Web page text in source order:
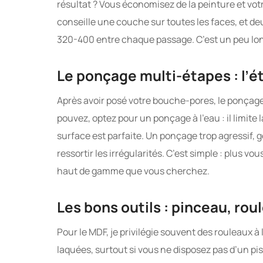
résultat ? Vous économisez de la peinture et
conseille une couche sur toutes les faces, et
320-400 entre chaque passage. C’est un peu
Le ponçage multi-étapes :
Après avoir posé votre bouche-pores, le
pouvez, optez pour un ponçage à l’eau : il
surface est parfaite. Un ponçage trop agressif,
ressortir les irrégularités. C’est simple : plus
haut de gamme que vous cherchez.
Les bons outils : pinceau,
Pour le MDF, je privilégie souvent des rouleaux
laquées, surtout si vous ne disposez pas d’un